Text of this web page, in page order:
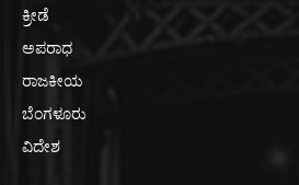
ಕ್ರೀಡೆ
ಅಪರಾಧ
ರಾಜಕೀಯ
ಬೆಂಗಳೂರು
ವಿದೇಶ